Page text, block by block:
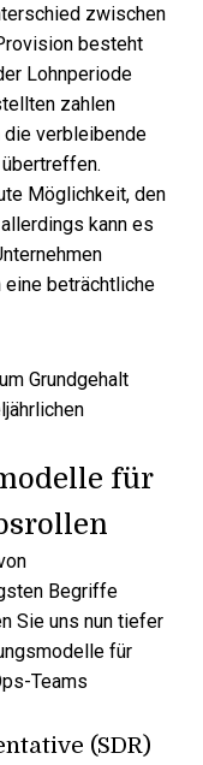
zwischen
besteht
Lohnperiode
zahlen
die verbleibende
Möglichkeit, den
kann es
eine beträchtliche
Grundgehalt
für
Begriffe
Sie uns nun tiefer
für
Teams
(SDR)